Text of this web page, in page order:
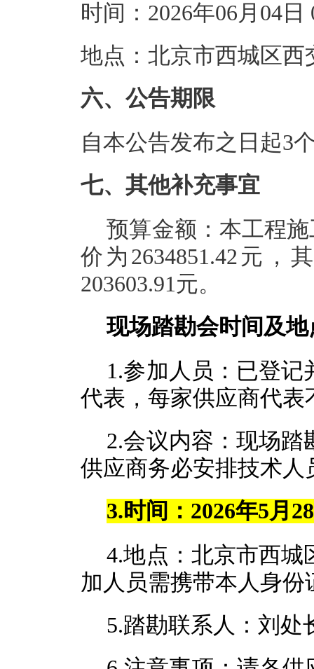
时间：2026年06月04
地点：北京市西城区西
六、公告期限
自本公告发布之日起3
七、其他补充事宜
预算金额：本工程
价为2634851.42元，
203603.91元。
现场踏勘会时间及
1.参加人员：已登
代表，每家供应商代表
2.会议内容：现场
供应商务必安排技术人
3.时间：2026年5月
4.地点：北京市西
加人员需携带本人身份
5.踏勘联系人：刘处